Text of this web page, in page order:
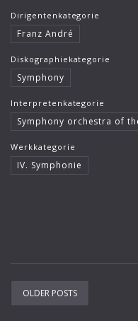
Dirigentenkategorie
Franz André
Diskographiekategorie
Symphony
Interpretenkategorie
Symphony orchestra of
Werkkategorie
IV. Symphonie
Posts
navigation
OLDER POSTS